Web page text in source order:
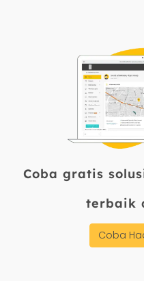
mencobanya
hadirr.com dengan
Coba gratis
terbaik
Coba